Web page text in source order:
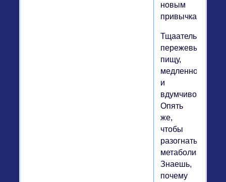
новым
привычкам!
Тщаательно
пережевывай
пищу,
медленно
и
вдумчиво.
Опять
же,
чтобы
разогнать
метаболизм.
Знаешь,
почему